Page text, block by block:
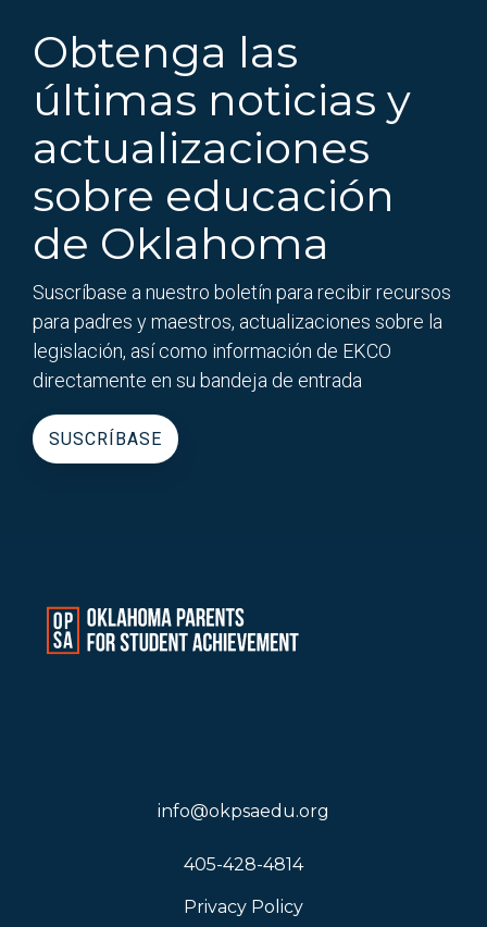
Obtenga las
últimas noticias y
actualizaciones
sobre educación
de Oklahoma
Suscríbase a nuestro boletín para recibir recursos
para padres y maestros, actualizaciones sobre la
legislación, así como información de EKCO
directamente en su bandeja de entrada
SUSCRÍBASE
info@okpsaedu.org
405-428-4814
Privacy Policy